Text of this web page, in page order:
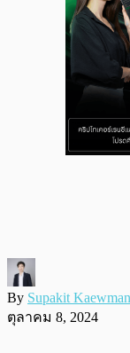
By Supakit
ตุลาคม 8, 2024